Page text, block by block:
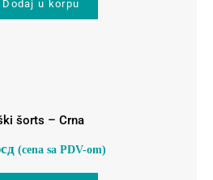
Dodaj u korpu
šorts – Crna
(cena sa PDV-om)